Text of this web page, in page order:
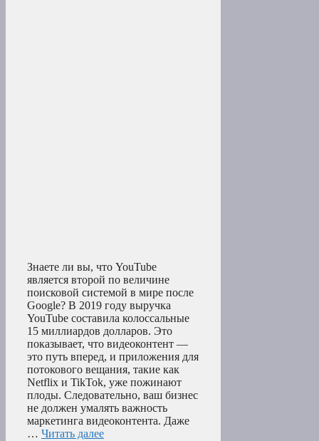
Знаете ли вы, что YouTube
является второй по величине
поисковой системой в мире после
Google? В 2019 году выручка
YouTube составила колоссальные
15 миллиардов долларов. Это
показывает, что видеоконтент —
это путь вперед, и приложения для
потокового вещания, такие как
Netflix и TikTok, уже пожинают
плоды. Следовательно, ваш бизнес
не должен умалять важность
маркетинга видеоконтента. Даже
… Читать далее